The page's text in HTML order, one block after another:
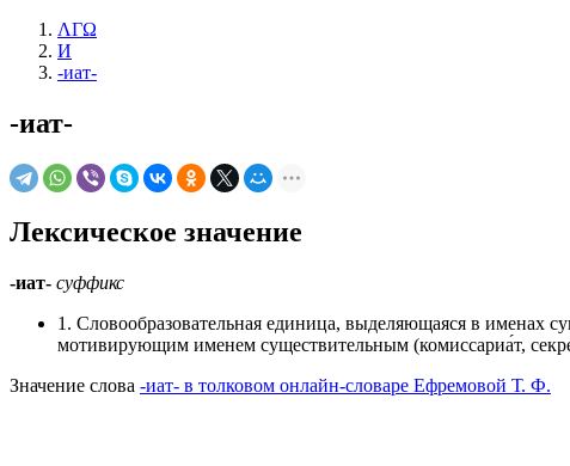
ΛΓΩ
И
-иат-
-иат-
Лексическое значение
-иат- суффикс
1. Словообразовательная единица, выделяющаяся в именах
мотивирующим именем существительным (комиссариа́т,
Значение слова -иат- в толковом онлайн-словаре Ефремовой Т. Ф.